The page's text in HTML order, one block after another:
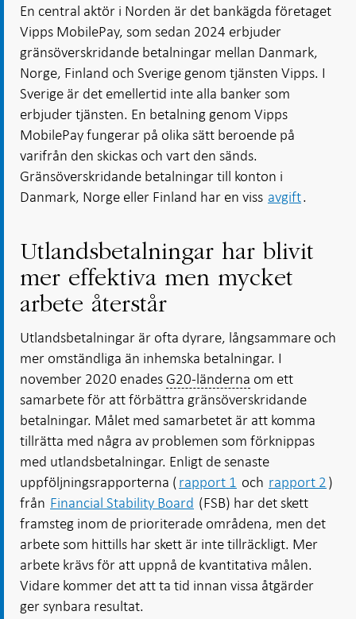
En central aktör i Norden är det bankägda företaget
Vipps MobilePay, som sedan 2024 erbjuder
gränsöverskridande betalningar mellan Danmark,
Norge, Finland och Sverige genom tjänsten Vipps. I
Sverige är det emellertid inte alla banker som
erbjuder tjänsten. En betalning genom Vipps
MobilePay fungerar på olika sätt beroende på
varifrån den skickas och vart den sänds.
Gränsöverskridande betalningar till konton i
Danmark, Norge eller Finland har en viss avgift.
Utlandsbetalningar har blivit
mer effektiva men mycket
arbete återstår
Utlandsbetalningar är ofta dyrare, långsammare och
mer omständliga än inhemska betalningar. I
november 2020 enades G20-länderna om ett
samarbete för att förbättra gränsöverskridande
betalningar. Målet med samarbetet är att komma
tillrätta med några av problemen som förknippas
med utlandsbetalningar. Enligt de senaste
uppföljningsrapporterna (rapport 1 och rapport 2)
från Financial Stability Board (FSB) har det skett
framsteg inom de prioriterade områdena, men det
arbete som hittills har skett är inte tillräckligt. Mer
arbete krävs för att uppnå de kvantitativa målen.
Vidare kommer det att ta tid innan vissa åtgärder
ger synbara resultat.